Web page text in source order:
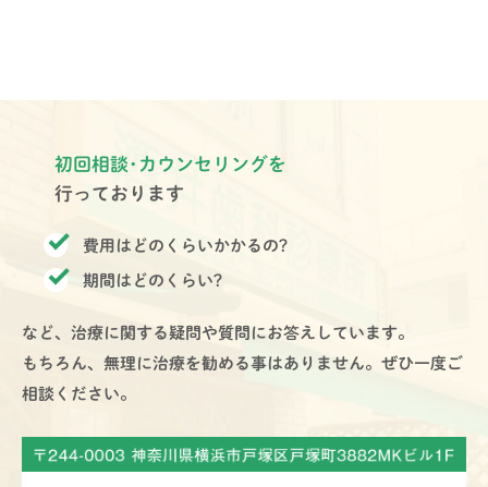
初回相談･カウンセリングを
行っております
費用はどのくらいかかるの?
期間はどのくらい?
など、治療に関する疑問や質問にお答えしています。
もちろん、無理に治療を勧める事はありません。ぜひ一度ご
相談ください。